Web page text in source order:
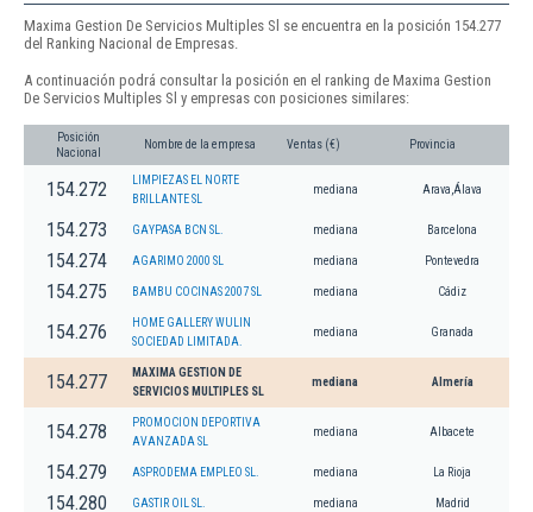
Maxima Gestion De Servicios Multiples Sl se encuentra en la posición 154.277
del Ranking Nacional de Empresas.
A continuación podrá consultar la posición en el ranking de Maxima Gestion
De Servicios Multiples Sl y empresas con posiciones similares:
Posición
Nacional
Nombre de la empresa Ventas (€) Provincia
154.272
LIMPIEZAS EL NORTE
BRILLANTE SL
mediana Arava,Álava
154.273 GAYPASA BCN SL. mediana Barcelona
154.274 AGARIMO 2000 SL mediana Pontevedra
154.275 BAMBU COCINAS 2007 SL mediana Cádiz
154.276
HOME GALLERY WULIN
SOCIEDAD LIMITADA.
mediana Granada
154.277
MAXIMA GESTION DE
SERVICIOS MULTIPLES SL
mediana Almería
154.278
PROMOCION DEPORTIVA
AVANZADA SL
mediana Albacete
154.279 ASPRODEMA EMPLEO SL. mediana La Rioja
154.280 GASTIR OIL SL. mediana Madrid